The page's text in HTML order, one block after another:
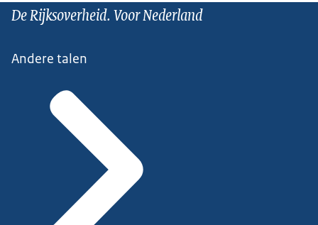
De Rijksoverheid. Voor Nederland
Andere talen